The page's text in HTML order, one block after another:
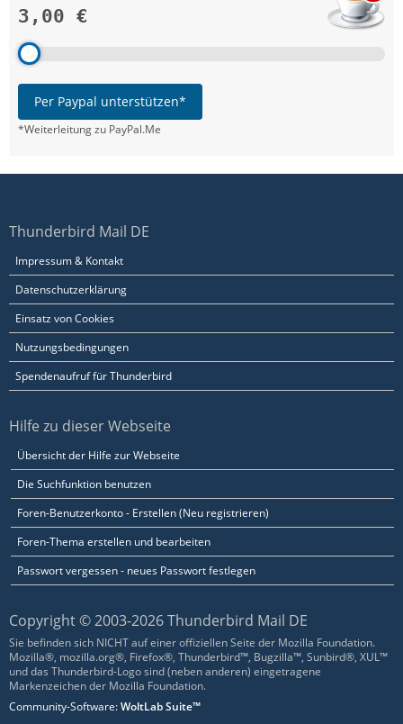
3,00 €
Per Paypal unterstützen*
*Weiterleitung zu PayPal.Me
Thunderbird Mail DE
Impressum & Kontakt
Datenschutzerklärung
Einsatz von Cookies
Nutzungsbedingungen
Spendenaufruf für Thunderbird
Hilfe zu dieser Webseite
Übersicht der Hilfe zur Webseite
Die Suchfunktion benutzen
Foren-Benutzerkonto - Erstellen (Neu registrieren)
Foren-Thema erstellen und bearbeiten
Passwort vergessen - neues Passwort festlegen
Copyright © 2003-2026 Thunderbird Mail DE
Sie befinden sich NICHT auf einer offiziellen Seite der Mozilla Foundation.
Mozilla®, mozilla.org®, Firefox®, Thunderbird™, Bugzilla™, Sunbird®, XUL™
und das Thunderbird-Logo sind (neben anderen) eingetragene
Markenzeichen der Mozilla Foundation.
Community-Software:WoltLab Suite™